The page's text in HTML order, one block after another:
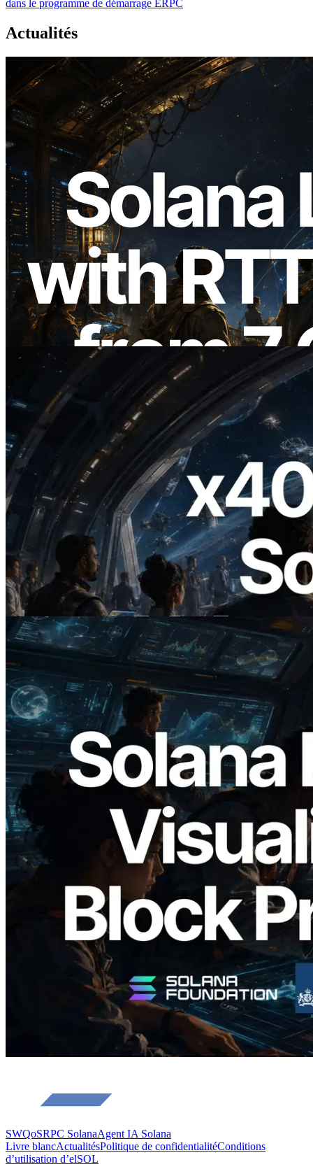
dans le programme de démarrage ERPC
Actualités
2026.08.05
ERPC étend l’API Solana Leader Slot
avec la mesure du ping depuis 7 régions
du monde — l’API Validators
Information est également lancée
Lire cet article
2026.07.04
ERPC lance un RPC Solana compatible
x402 — L'ère où les agents IA paient à la
demande les API dont ils ont besoin
Lire cet article
2026.05.24
Validators Solutions lance le Solana Block
Analyzer — Visualisation du temps de
production de bloc par slot et des
validateurs assignés
SWQoSRPC SolanaAgent IA Solana
Livre blancActualitésPolitique de confidentialitéConditions
d’utilisation d’elSOL